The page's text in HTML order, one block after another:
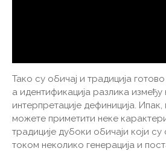
Тако су обичај и традиција
а идентификација разлика
интерпретације дефиниција.
можете приметити неке
традиције дубоки обичаји који
током неколико генерација и